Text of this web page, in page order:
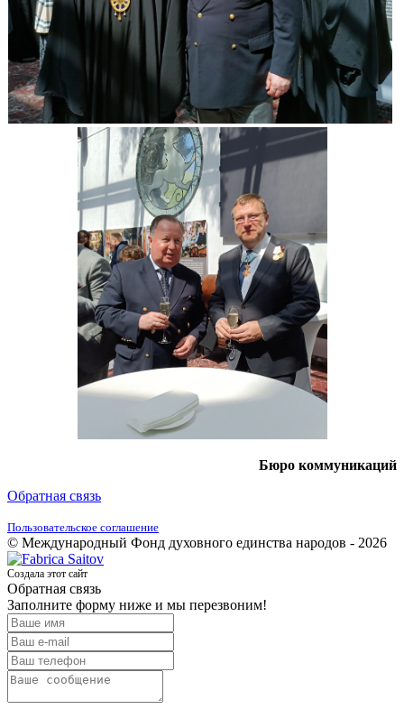
Бюро коммуникаций
Обратная связь
Пользовательское соглашение
© Международный Фонд духовного единства народов - 2026
Создала этот сайт
Обратная связь
Заполните форму ниже и мы перезвоним!